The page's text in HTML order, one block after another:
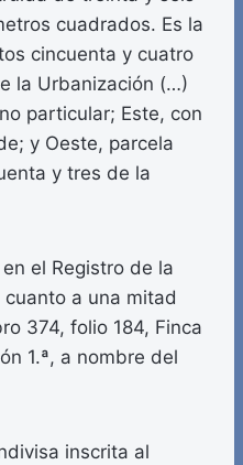
cuadrados. Es la
cincuenta y cuatro
la Urbanización (…)
particular; Este, con
y Oeste, parcela
y tres de la
el Registro de la
a una mitad
374, folio 184, Finca
1.ª, a nombre del
inscrita al